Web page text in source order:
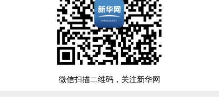
微信扫描二维码，关注新华网